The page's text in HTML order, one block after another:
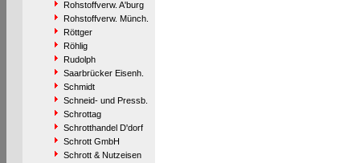
Rohstoffverw. A'burg
Rohstoffverw. Münch.
Röttger
Röhlig
Rudolph
Saarbrücker Eisenh.
Schmidt
Schneid- und Pressb.
Schrottag
Schrotthandel D'dorf
Schrott GmbH
Schrott & Nutzeisen